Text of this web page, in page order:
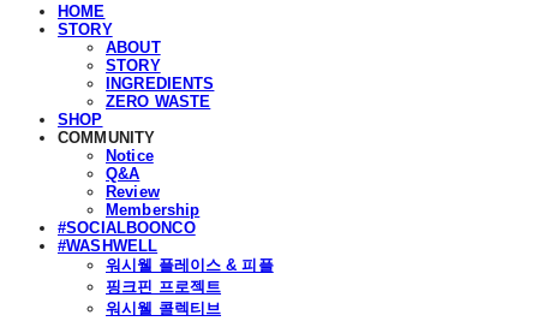
HOME
STORY
ABOUT
STORY
INGREDIENTS
ZERO WASTE
SHOP
COMMUNITY
Notice
Q&A
Review
Membership
#SOCIALBOONCO
#WASHWELL
워시웰 플레이스 & 피플
핑크핀 프로젝트
워시웰 콜렉티브